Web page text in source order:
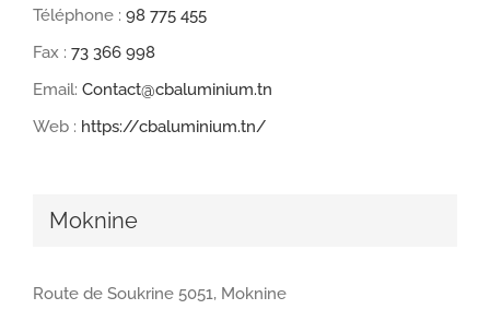
Téléphone : 98 775 455
Fax : 73 366 998
Email: Contact@cbaluminium.tn
Web : https://cbaluminium.tn/
Moknine
Route de Soukrine 5051, Moknine